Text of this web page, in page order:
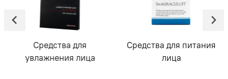
Средства для
увлажнения лица
Средства для питания
лица